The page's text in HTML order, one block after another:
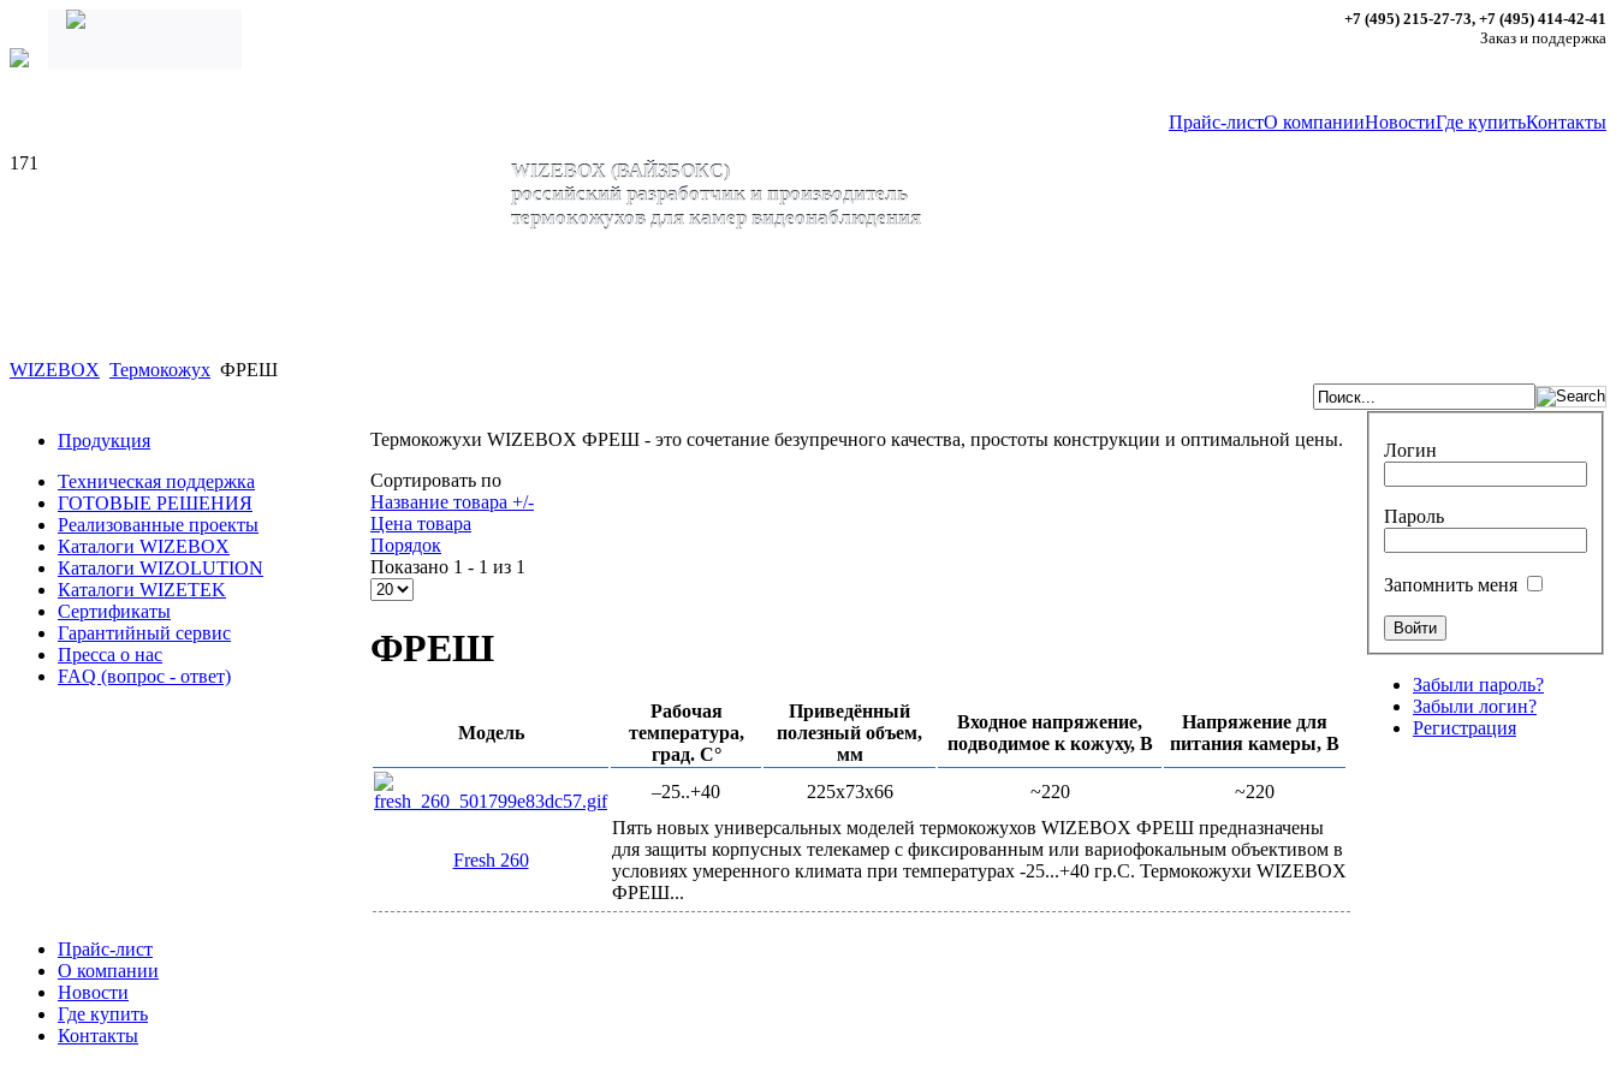
+7 (495) 215-27-73, +7 (495) 414-42-41
Заказ и поддержка
Прайс-листО компанииНовостиГде купитьКонтакты
171
WIZEBOX (ВАЙЗБОКС)
российский разработчик и производитель
термокожухов для камер видеонаблюдения
WIZEBOX Термокожух ФРЕШ
Продукция
Техническая поддержка
ГОТОВЫЕ РЕШЕНИЯ
Реализованные проекты
Каталоги WIZEBOX
Каталоги WIZOLUTION
Каталоги WIZETEK
Сертификаты
Гарантийный сервис
Пресса о нас
FAQ (вопрос - ответ)
Термокожухи WIZEBOX ФРЕШ - это сочетание безупречного качества, простоты конструкции и оптимальной цены.
Сортировать по
Название товара +/-
Цена товара
Порядок
Показано 1 - 1 из 1
ФРЕШ
Модель
Рабочая
температура,
град. С°
Приведённый
полезный объем,
мм
Входное напряжение,
подводимое к кожуху, В
Напряжение для
питания камеры, В
–25..+40 225x73x66 ~220 ~220
Fresh 260
Пять новых универсальных моделей термокожухов WIZEBOX ФРЕШ предназначены
для защиты корпусных телекамер с фиксированным или вариофокальным объективом в
условиях умеренного климата при температурах -25...+40 гр.С. Термокожухи WIZEBOX
ФРЕШ...
Логин
Пароль
Запомнить меня
Забыли пароль?
Забыли логин?
Регистрация
Прайс-лист
О компании
Новости
Где купить
Контакты